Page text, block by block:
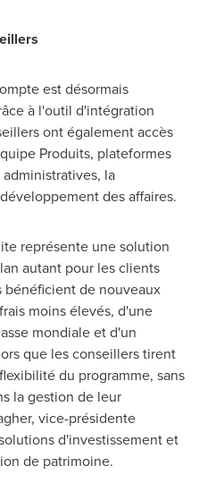
est désormais
à l'outil d'intégration
ont également accès
Produits, plateformes
la
des affaires.
représente une solution
autant pour les clients
bénéficient de nouveaux
moins élevés, d'une
mondiale et d'un
que les conseillers tirent
du programme, sans
la gestion de leur
, vice-présidente
d'investissement et
de patrimoine.